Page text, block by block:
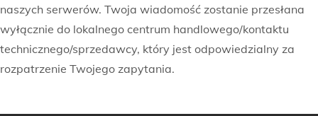
naszych serwerów. Twoja wiadomość zostanie przesłana
wyłącznie do lokalnego centrum handlowego/kontaktu
technicznego/sprzedawcy, który jest odpowiedzialny za
rozpatrzenie Twojego zapytania.